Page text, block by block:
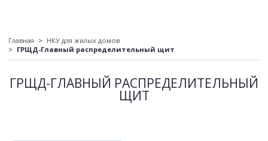
Главная
НКУ для жилых домов
ГРЩД-Главный распределительный щит
ГРЩД-ГЛАВНЫЙ РАСПРЕДЕЛИТЕЛЬНЫЙ
ЩИТ